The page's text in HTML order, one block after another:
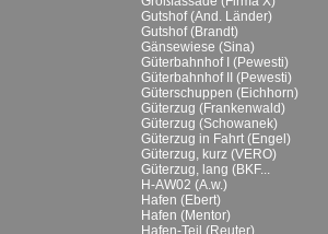
Gutshof (And. Länder)
Gutshof (Brandt)
Gänsewiese (Sina)
Güterbahnhof I (Pewesti)
Güterbahnhof II (Pewesti)
Güterschuppen (Eichhorn)
Güterzug (Frankenwald)
Güterzug (Schowanek)
Güterzug in Fahrt (Engel)
Güterzug, kurz (VERO)
Güterzug, lang (BKF...
H-AW02 (A.w.)
Hafen (Ebert)
Hafen (Mentor)
Hafen-Teil (Reuter)